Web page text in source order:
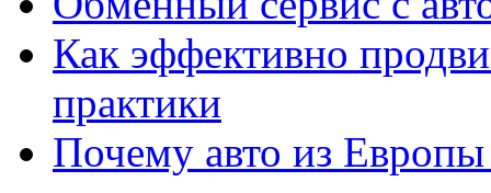
Как эффективно
практики
Почему авто из